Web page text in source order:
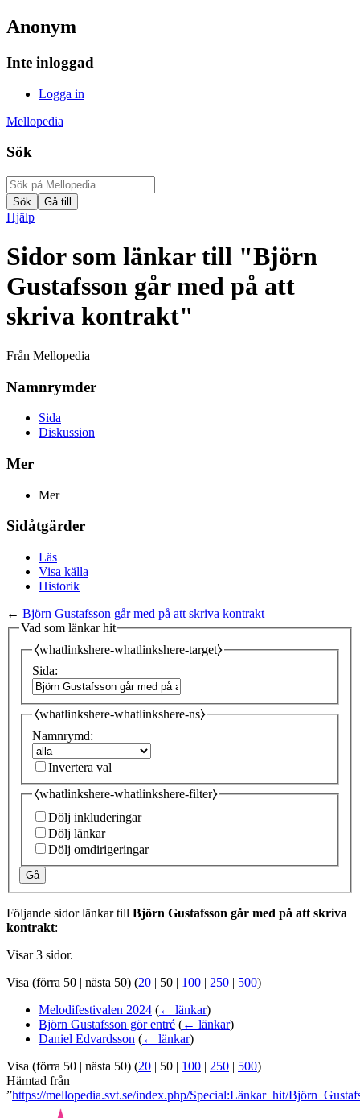
Anonym
Inte inloggad
Logga in
Mellopedia
Sök
Hjälp
Sidor som länkar till "Björn
Gustafsson går med på att
skriva kontrakt"
Från Mellopedia
Namnrymder
Sida
Diskussion
Mer
Mer
Sidåtgärder
Läs
Visa källa
Historik
← Björn Gustafsson går med på att skriva kontrakt
Vad som länkar hit
⧼whatlinkshere-whatlinkshere-target⧽
Sida:
⧼whatlinkshere-whatlinkshere-ns⧽
Namnrymd:
Invertera val
⧼whatlinkshere-whatlinkshere-filter⧽
Dölj inkluderingar
Dölj länkar
Dölj omdirigeringar
Gå
Följande sidor länkar till Björn Gustafsson går med på att skriva
kontrakt:
Visar 3 sidor.
Visa (förra 50 | nästa 50) (20 | 50 | 100 | 250 | 500)
Melodifestivalen 2024 (← länkar)
Björn Gustafsson gör entré (← länkar)
Daniel Edvardsson (← länkar)
Visa (förra 50 | nästa 50) (20 | 50 | 100 | 250 | 500)
Hämtad från
”https://mellopedia.svt.se/index.php/Special:Länkar_hit/